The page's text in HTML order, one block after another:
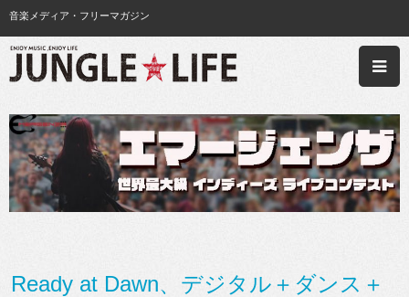
音楽メディア・フリーマガジン
Ready at Dawn、デジタル＋ダンス＋